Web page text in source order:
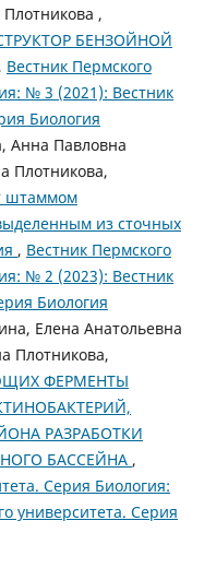
,
БЕНЗОЙНОЙ
, Вестник Пермского
№ 3 (2021): Вестник
Биология
Анна Павловна
Плотникова,
штаммом
из сточных
, Вестник Пермского
№ 2 (2023): Вестник
Биология
Елена Анатольевна
Плотникова,
ФЕРМЕНТЫ
РАЗРАБОТКИ
БАССЕЙНА ,
Серия Биология:
университета. Серия